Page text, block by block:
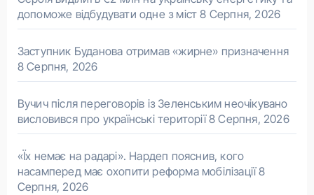
допоможе відбудувати одне з міст 8 Серпня, 2026
Заступник Буданова отримав «жирне» призначення
8 Серпня, 2026
Вучич після переговорів із Зеленським неочікувано
висловився про українські території 8 Серпня, 2026
«Їх немає на радарі». Нардеп пояснив, кого
насамперед має охопити реформа мобілізації 8
Серпня, 2026